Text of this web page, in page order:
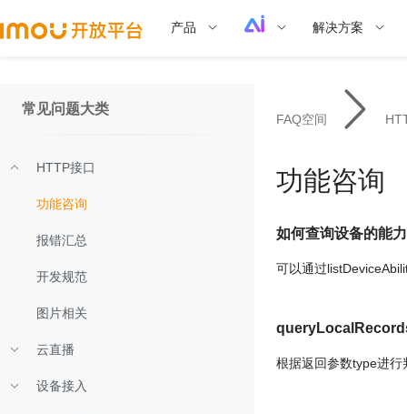
产品 解决方案
常见问题大类
HTTP接口
功能咨询
报错汇总
开发规范
图片相关
云直播
设备接入
FAQ空间
功能咨询
如何查询设备的能
可以通过
根据返回参数type进